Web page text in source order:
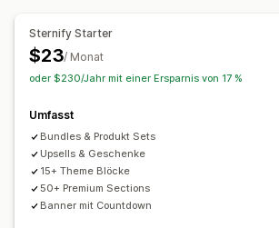
Engagement-Tracking
Rechtsseiten Seite "Rezensionen"
Preisgestaltungsseiten
Editor-Tool
Benutzerdefinierte Schriftarten
Snippets
Lokalisierung
Responsivität
Langsames Laden
Sternify Starter
$23/ Monat
oder $230/Jahr mit einer Ersparnis von 17 %
Umfasst
Bundles & Produkt Sets
Upsells & Geschenke
15+ Theme Blöcke
50+ Premium Sections
Banner mit Countdown